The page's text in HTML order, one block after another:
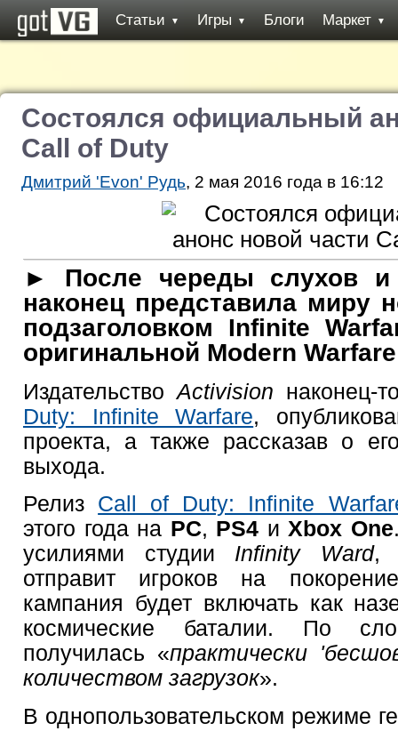
Статьи ▼ Игры ▼ Блоги Маркет ▼
Состоялся официальный
Call of Duty
Дмитрий 'Evon' Рудь, 2 мая 2016 года в 16:12
► После череды слухов и
наконец представила миру
подзаголовком Infinite
оригинальной Modern
ИздательствоActivision наконец-
Duty: Infinite Warfare,
проекта, а также рассказав о
выхода.
Релиз Call of Duty: Infinite
этого года на PC, PS4 и Xbox One
усилиями студии Infinity Ward,
отправит игроков на
кампания будет включать как
космические баталии. По
получилась «практически
количеством загрузок».
В однопользовательском режиме